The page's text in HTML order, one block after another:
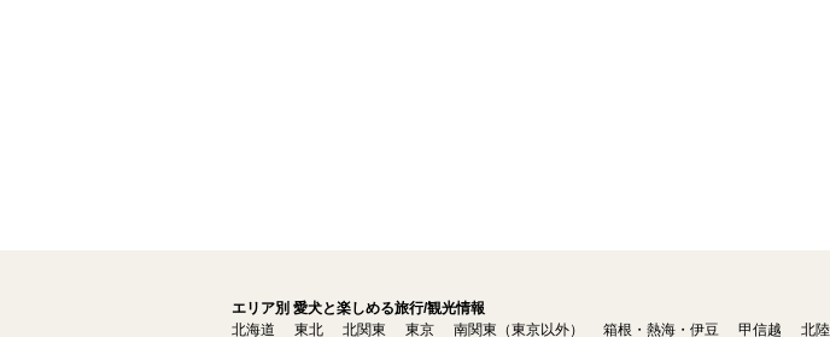
エリア別 愛犬と楽しめる旅行/観光情報
北海道
東北 北関東 東京 南関東（東京以外） 箱根・熱海・伊豆 甲信越 北陸